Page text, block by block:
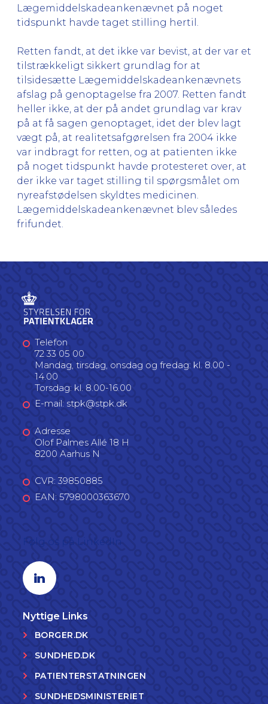
Lægemiddelskadeankenævnet på noget
tidspunkt havde taget stilling hertil.
Retten fandt, at det ikke var bevist, at der var et
tilstrækkeligt sikkert grundlag for at
tilsidesætte Lægemiddelskadeankenævnets
afslag på genoptagelse fra 2007. Retten fandt
heller ikke, at der på andet grundlag var krav
på at få sagen genoptaget, idet der blev lagt
vægt på, at realitetsafgørelsen fra 2004 ikke
var indbragt for retten, og at patienten ikke
på noget tidspunkt havde protesteret over, at
der ikke var taget stilling til spørgsmålet om
nyreafstødelsen skyldtes medicinen.
Lægemiddelskadeankenævnet blev således
frifundet.
Telefon
72 33 05 00
Mandag, tirsdag, onsdag og fredag: kl. 8.00 -
14.00
Torsdag: kl. 8.00-16.00
E-mail: stpk@stpk.dk
Adresse
Olof Palmes Allé 18 H
8200 Aarhus N
CVR: 39850885
EAN: 5798000363670
Linkedin profil
Nyttige Links
BORGER.DK
SUNDHED.DK
PATIENTERSTATNINGEN
SUNDHEDSMINISTERIET